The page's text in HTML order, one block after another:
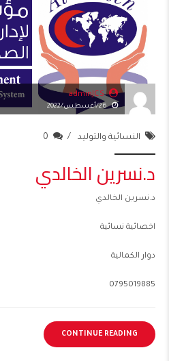
adminJCS
26/أغسطس/2022
النسائية والتوليد 0
د.نسرين الخالدي
د.نسرين الخالدي
اخصائية نسائية
دوار الكمالية
0795019885
CONTINUE READING